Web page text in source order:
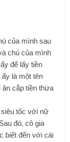
của mình sau
chú của mình
để lấy tiền
là một tên
cắp tiền thừa
tốc với nữ
đó, cô gia
biết đến với cái